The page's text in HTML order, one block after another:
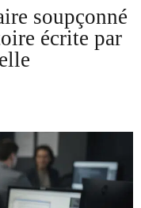
soupçonné
écrite par